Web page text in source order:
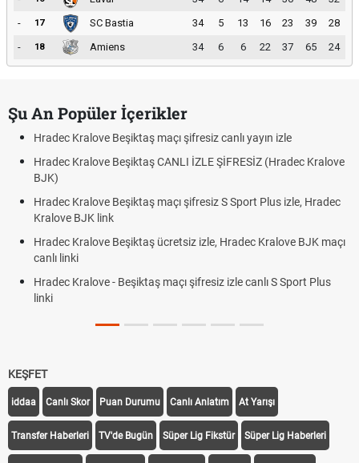
-
17 SC Bastia 34 5 13 16 23 39
28
-
18 Amiens 34 6 6 22 37 65 24
Şu An Popüler İçerikler
Hradec Kralove Beşiktaş maçı şifresiz canlı yayın izle
Hradec Kralove Beşiktaş CANLI İZLE ŞİFRESİZ (Hradec Kralove
BJK)
Hradec Kralove Beşiktaş maçı şifresiz S Sport Plus izle, Hradec
Kralove BJK link
Hradec Kralove Beşiktaş ücretsiz izle, Hradec Kralove BJK maçı
canlı linki
Hradec Kralove - Beşiktaş maçı şifresiz izle canlı S Sport Plus
linki
KEŞFET
iddaa Canlı Skor Puan Durumu Canlı Anlatım At Yarışı
Transfer Haberleri TV'de Bugün Süper Lig Fikstür Süper Lig Haberleri